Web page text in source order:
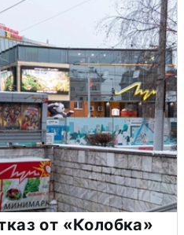
от «Колобка»